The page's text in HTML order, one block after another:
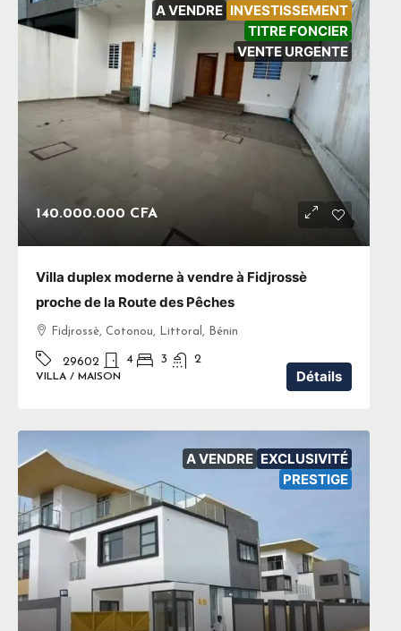
A VENDRE INVESTISSEMENT
TITRE FONCIER
VENTE URGENTE
140.000.000 CFA
Villa duplex moderne à vendre à Fidjrossè
proche de la Route des Pêches
Fidjrossè, Cotonou, Littoral, Bénin
29602 4 3 2
VILLA / MAISON Détails
A VENDRE EXCLUSIVITÉ
PRESTIGE